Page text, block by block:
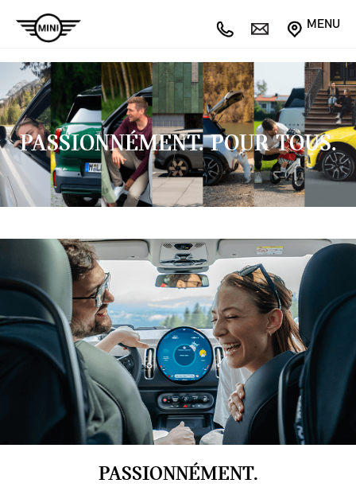
MENU
PASSIONNÉMENT. POUR TOUS.
PASSIONNÉMENT.